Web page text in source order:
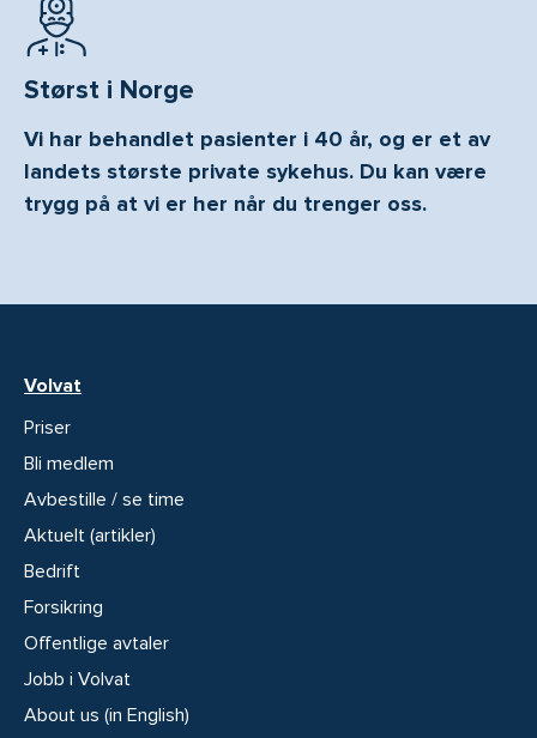
Størst i Norge
Vi har behandlet pasienter i 40 år, og er et av
landets største private sykehus. Du kan være
trygg på at vi er her når du trenger oss.
Volvat
Priser
Bli medlem
Avbestille / se time
Aktuelt (artikler)
Bedrift
Forsikring
Offentlige avtaler
Jobb i Volvat
About us (in English)